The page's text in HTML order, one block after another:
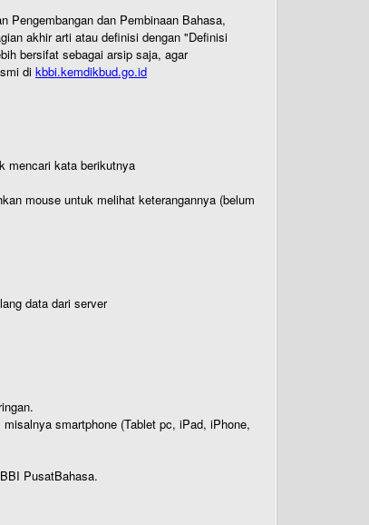
Pengembangan dan Pembinaan Bahasa,
akhir arti atau definisi dengan "Definisi
bersifat sebagai arsip saja, agar
di kbbi.kemdikbud.go.id
mencari kata berikutnya
mouse untuk melihat keterangannya (belum
data dari server
smartphone (Tablet pc, iPad, iPhone,
PusatBahasa.